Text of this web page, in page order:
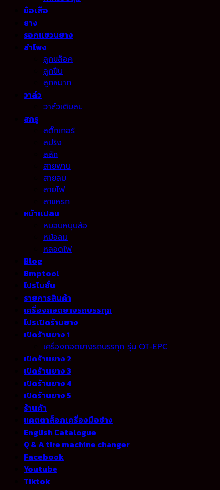
มือเสือ
ยาง
รอกแขวนยาง
ลำโพง
ลูกบล็อค
ลูกปืน
ลูกหมาก
วาล์ว
วาล์วเติมลม
สกรู
สติ๊กเกอร์
สปริง
สลัก
สายพาน
สายลม
สายไฟ
สาแหรก
หน้าแปลน
หมอนหนุนล้อ
หม้อลม
หลอดไฟ
Blog
Bmptool
โปรโมชั่น
รายการสินค้า
เครื่องถอดยางรถบรรทุก
โปรเปิดร้านยาง
เปิดร้านยาง 1
เครื่องถอดยางรถบรรทุก รุ่น QT-EPC
เปิดร้านยาง 2
เปิดร้านยาง 3
เปิดร้านยาง 4
เปิดร้านยาง 5
ร้านค้า
แคตตาล็อกเครื่องมือช่าง
English Catalogue
Q & A tire machine changer
Facebook
Youtube
Tiktok